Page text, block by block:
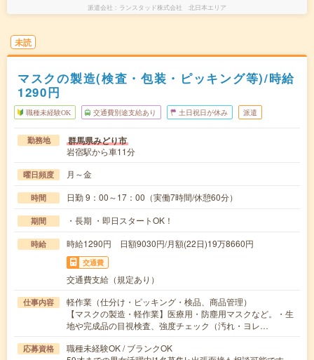
派遣会社 ランスタッド株式会社 北日本エリア
未読
マスクの製造(検査・包装・ピッキング等)/時給
1290円
職種未経験OK 交通費別途支給あり 土日祝日が休み 派遣
勤務地 群馬県みどり市
岩宿駅から車11分
曜日頻度 月～金
時間 日勤 9：00～17：00（実働7時間/休憩60分）
期間 ・長期 ・即日スタートOK！
時給 時給1290円 日額9030円/月額(22日)19万8660円
交通費
交通費支給（規定あり）
仕事内容
軽作業（仕分け・ピッキング・検品、商品管理）
【マスクの製造・軽作業】医療用・防塵用マスクなど。・生
地や完成品の目視検査、強度チェック（汚れ・ヨレ…
応募資格
職種未経験OK / ブランクOK